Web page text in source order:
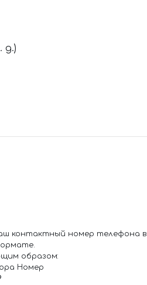
д.)
контактный номер телефона в
образом:
Номер